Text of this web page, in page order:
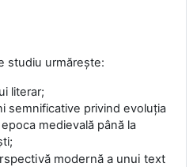
studiu urmăreşte:
literar;
semnificative privind evoluția
medievală până la
modernă a unui text